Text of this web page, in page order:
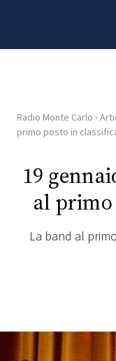
HOME
RADIO
WEB
RADIO
FOTO
Radio Monte Carlo ›
primo posto in
19
al primo
La band al